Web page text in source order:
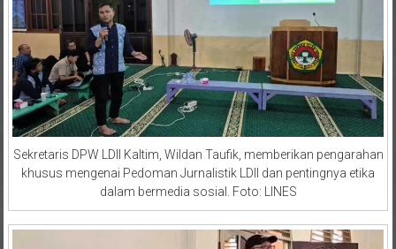
Sekretaris DPW LDII Kaltim, Wildan Taufik, memberikan pengarahan
khusus mengenai Pedoman Jurnalistik LDII dan pentingnya etika
dalam bermedia sosial. Foto: LINES